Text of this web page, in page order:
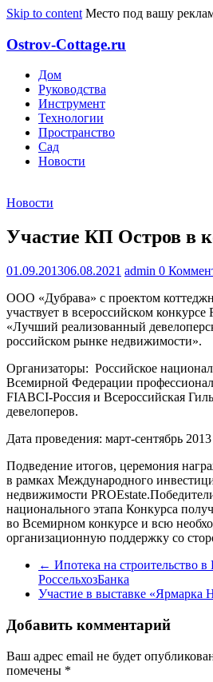
Skip to content Место под вашу
Ostrov-Cottage.ru
Дом
Руководства
Инструмент
Технологии
Пространство
Сад
Новости
Новости
Участие КП Остров в
01.09.201306.08.2021 admin 0
ООО «Дубрава» с проектом
участвует в всероссийском
«Лучший реализованный
российском рынке недвижимости».
Организаторы: Российское
Всемирной Федерации
FIABCI-Россия и Всероссийская
девелоперов.
Дата проведения: март-сентябрь 2013
Подведение итогов, церемония
в рамках Международного
недвижимости
национального этапа Конкурса
во Всемирном конкурсе и всю
организационную поддержку со
← Ипотека на строительство
РоссельхозБанка
Участие в выставке «Ярмарка
Добавить комментарий
Ваш адрес email не будет
помечены *